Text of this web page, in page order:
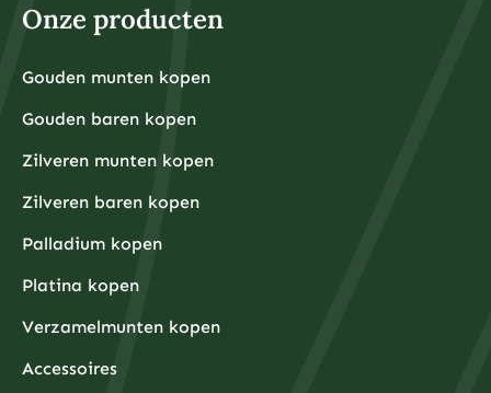
Onze producten
Gouden munten kopen
Gouden baren kopen
Zilveren munten kopen
Zilveren baren kopen
Palladium kopen
Platina kopen
Verzamelmunten kopen
Accessoires